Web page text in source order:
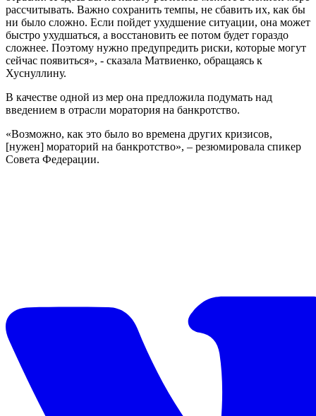
рассчитывать. Важно сохранить темпы, не сбавить их, как бы
ни было сложно. Если пойдет ухудшение ситуации, она может
быстро ухудшаться, а восстановить ее потом будет гораздо
сложнее. Поэтому нужно предупредить риски, которые могут
сейчас появиться», - сказала Матвиенко, обращаясь к
Хуснуллину.
В качестве одной из мер она предложила подумать над
введением в отрасли моратория на банкротство.
«Возможно, как это было во времена других кризисов,
[нужен] мораторий на банкротство», – резюмировала спикер
Совета Федерации.